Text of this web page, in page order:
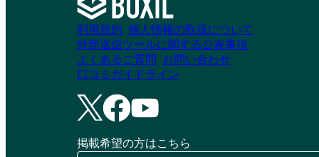
利用規約 個人情報の取扱について
外部送信ツールに関する公表事項
よくあるご質問
お問い合わせ
口コミガイドライン
掲載希望の方はこちら